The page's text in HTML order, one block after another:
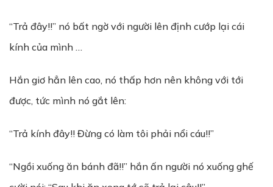
“Trả đây!!” nó bất ngờ với người lên định cướp lại cái
kính của mình …
Hắn giơ hẳn lên cao, nó thấp hơn nên không với tới
được, tức mình nó gắt lên:
“Trả kính đây!! Đừng có làm tôi phải nổi cáu!!”
“Ngồi xuống ăn bánh đã!!” hắn ấn người nó xuống ghế